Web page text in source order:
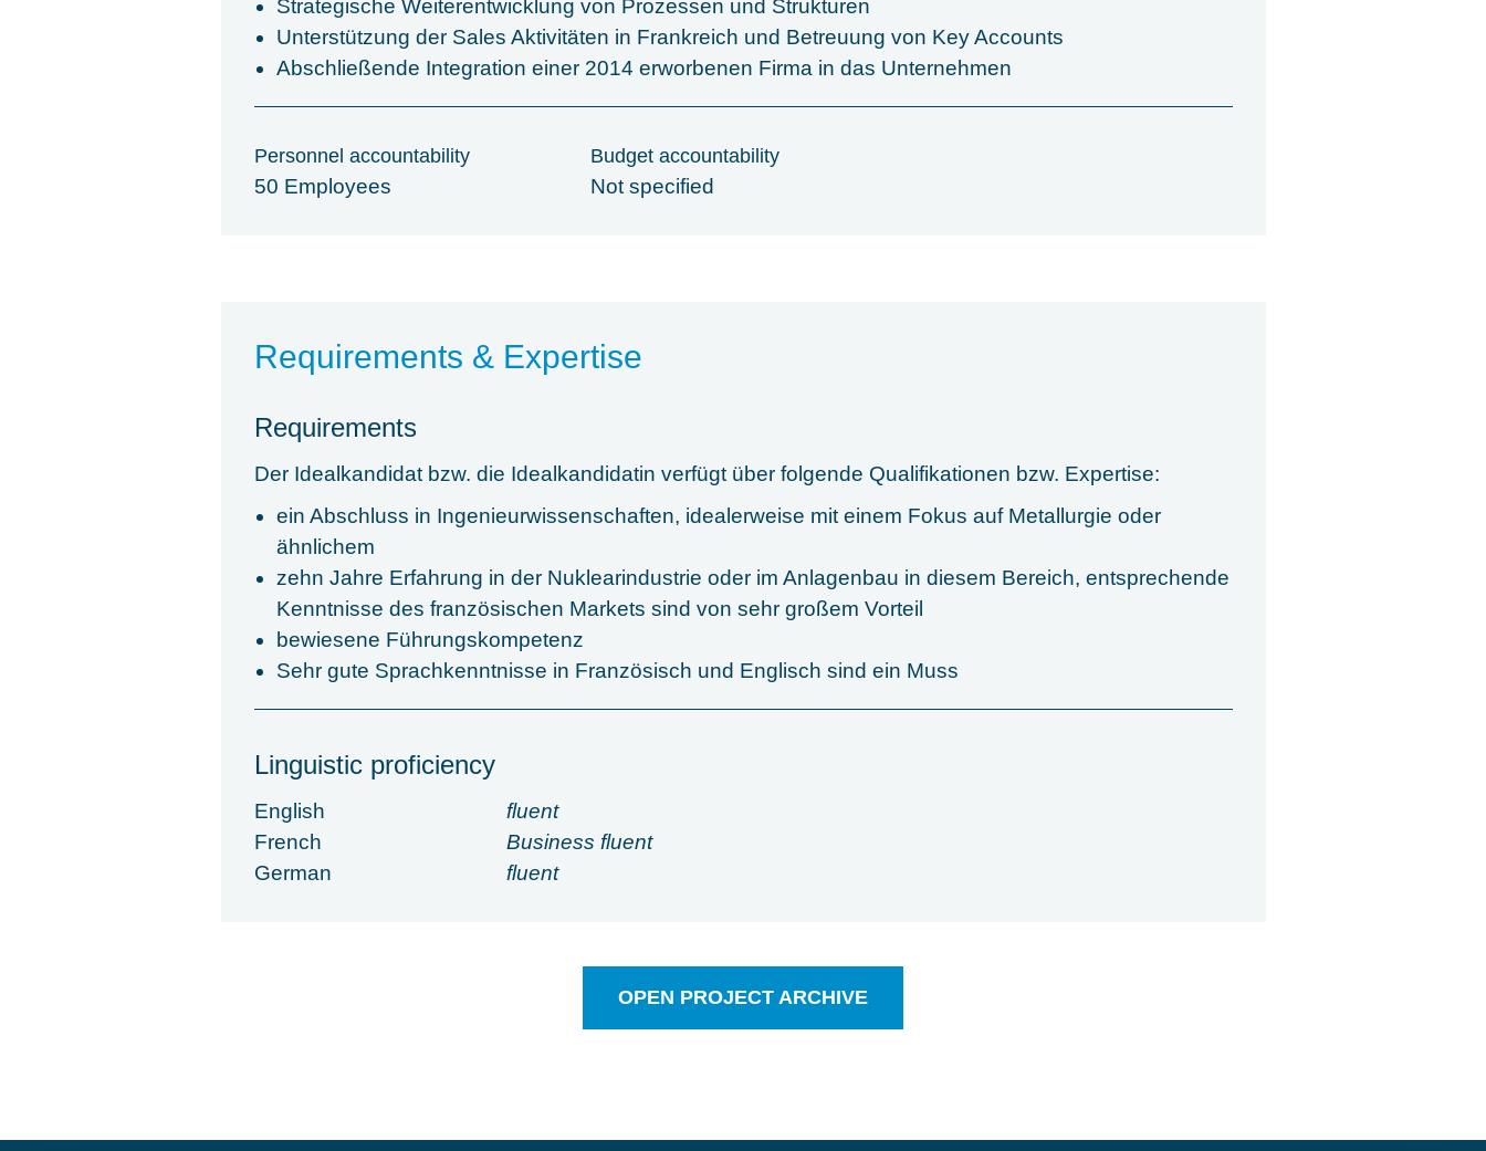
Strategische Weiterentwicklung von Prozessen und Strukturen
Unterstützung der Sales Aktivitäten in Frankreich und Betreuung von Key Accounts
Abschließende Integration einer 2014 erworbenen Firma in das Unternehmen
Personnel accountability
50 Employees
Budget accountability
Not specified
Requirements & Expertise
Requirements
Der Idealkandidat bzw. die Idealkandidatin verfügt über folgende Qualifikationen bzw. Expertise:
ein Abschluss in Ingenieurwissenschaften, idealerweise mit einem Fokus auf Metallurgie oder
ähnlichem
zehn Jahre Erfahrung in der Nuklearindustrie oder im Anlagenbau in diesem Bereich, entsprechende
Kenntnisse des französischen Markets sind von sehr großem Vorteil
bewiesene Führungskompetenz
Sehr gute Sprachkenntnisse in Französisch und Englisch sind ein Muss
Linguistic proficiency
English
fluent
French
Business fluent
German
fluent
OPEN PROJECT ARCHIVE